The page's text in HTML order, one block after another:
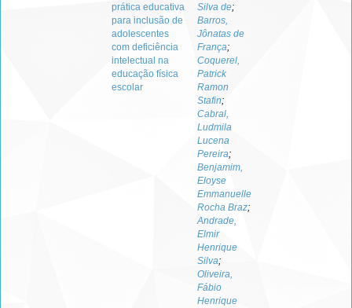
prática educativa
para inclusão de
adolescentes
com deficiência
intelectual na
educação física
escolar
Silva de;
Barros,
Jônatas de
França;
Coquerel,
Patrick
Ramon
Stafin;
Cabral,
Ludmila
Lucena
Pereira;
Benjamim,
Eloyse
Emmanuelle
Rocha Braz;
Andrade,
Elmir
Henrique
Silva;
Oliveira,
Fábio
Henrique